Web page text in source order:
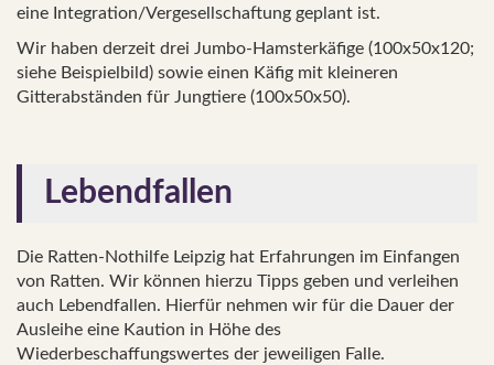
eine Integration/Vergesellschaftung geplant ist.
Wir haben derzeit drei Jumbo-Hamsterkäfige (100x50x120;
siehe Beispielbild) sowie einen Käfig mit kleineren
Gitterabständen für Jungtiere (100x50x50).
Lebendfallen
Die Ratten-Nothilfe Leipzig hat Erfahrungen im Einfangen
von Ratten. Wir können hierzu Tipps geben und verleihen
auch Lebendfallen. Hierfür nehmen wir für die Dauer der
Ausleihe eine Kaution in Höhe des
Wiederbeschaffungswertes der jeweiligen Falle.